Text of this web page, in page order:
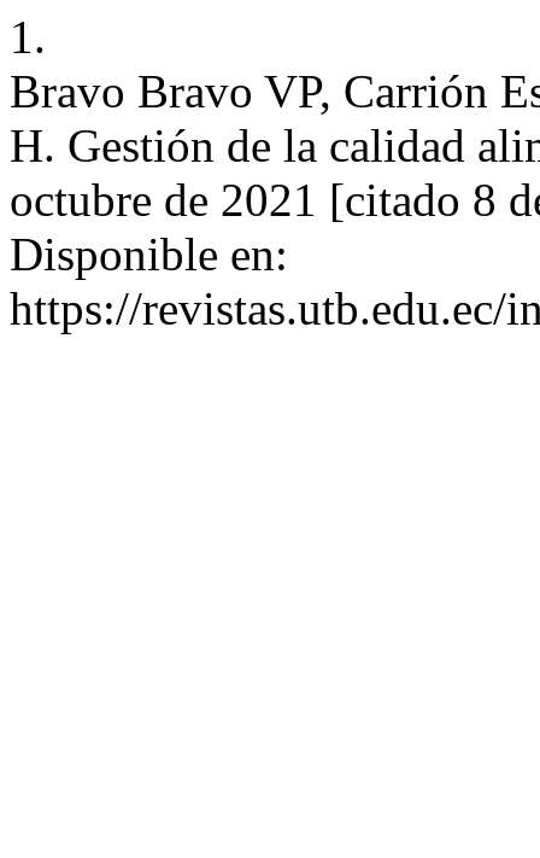
1.
Bravo Bravo VP, Carrión
H. Gestión de la calidad
octubre de 2021 [citado 8
Disponible en:
https://revistas.utb.edu.ec/